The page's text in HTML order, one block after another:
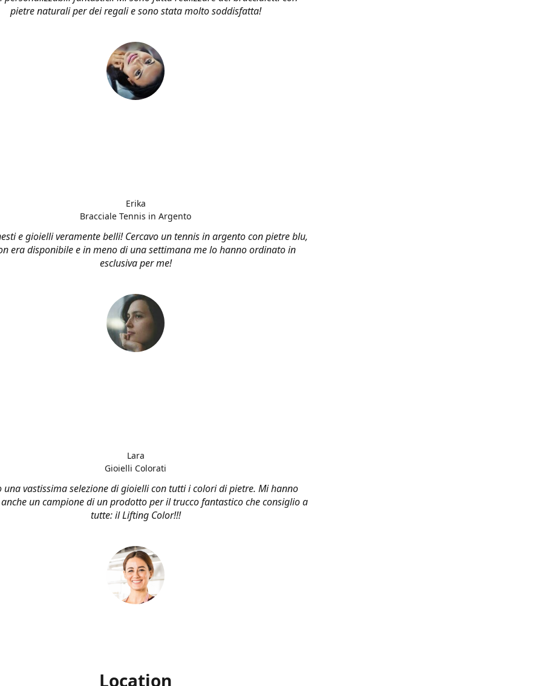
pietre naturali per dei regali e sono stata molto soddisfatta!
e gioielli veramente belli! Cercavo un tennis in argento con pietre blu,
era disponibile e in meno di una settimana me lo hanno ordinato in
esclusiva per me!
Erika
Bracciale Tennis in Argento
una vastissima selezione di gioielli con tutti i colori di pietre. Mi hanno
un campione di un prodotto per il trucco fantastico che consiglio a
tutte: il Lifting Color!!!
Lara
Gioielli Colorati
Location